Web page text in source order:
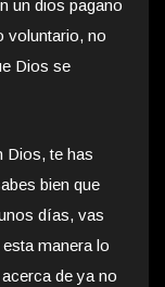
un dios pagano
voluntario, no
Dios se
Dios, te has
bien que
días, vas
manera lo
de ya no